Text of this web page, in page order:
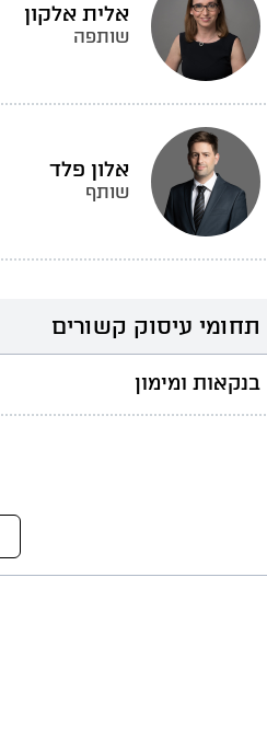
אלית אלקון
שותפה
אלון פלד
שותף
תחומי עיסוק קשורים
בנקאות ומימון